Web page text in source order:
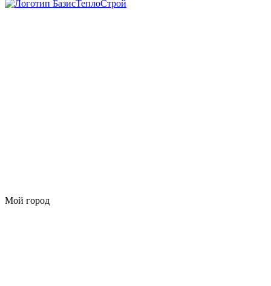
Мой город